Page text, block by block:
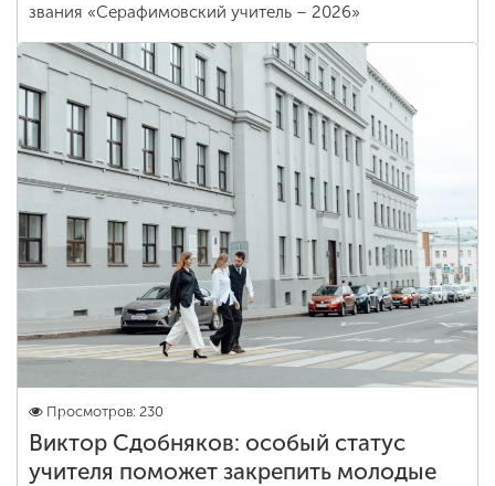
звания «Серафимовский учитель – 2026»
Просмотров: 230
Виктор Сдобняков: особый статус
учителя поможет закрепить молодые